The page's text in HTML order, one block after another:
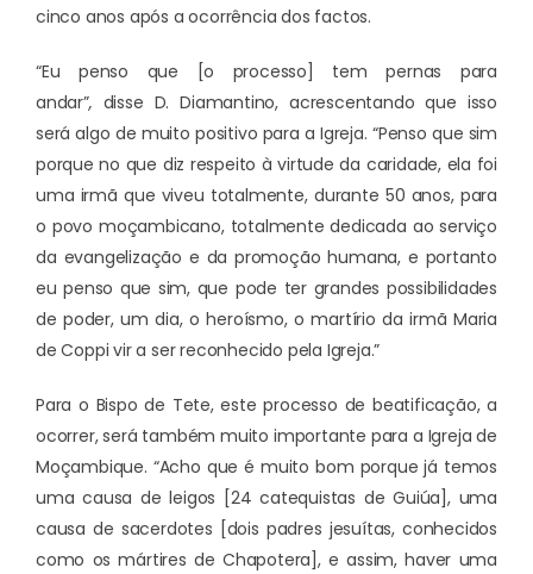
cinco anos após a ocorrência dos factos.
“Eu penso que [o processo] tem pernas para
andar”, disse D. Diamantino, acrescentando que isso
será algo de muito positivo para a Igreja. “Penso que sim
porque no que diz respeito à virtude da caridade, ela foi
uma irmã que viveu totalmente, durante 50 anos, para
o povo moçambicano, totalmente dedicada ao serviço
da evangelização e da promoção humana, e portanto
eu penso que sim, que pode ter grandes possibilidades
de poder, um dia, o heroísmo, o martírio da irmã Maria
de Coppi vir a ser reconhecido pela Igreja.”
Para o Bispo de Tete, este processo de beatificação, a
ocorrer, será também muito importante para a Igreja de
Moçambique. “Acho que é muito bom porque já temos
uma causa de leigos [24 catequistas de Guiúa], uma
causa de sacerdotes [dois padres jesuítas, conhecidos
como os mártires de Chapotera], e assim, haver uma